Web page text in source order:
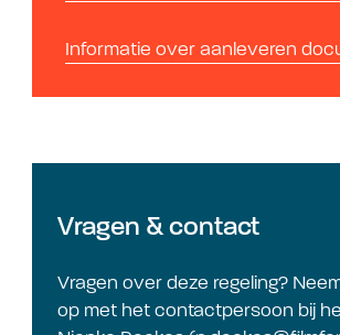
Informatie over aanleveren
Vragen & contact
Vragen over deze regeling?
op met het contactpersoon bij